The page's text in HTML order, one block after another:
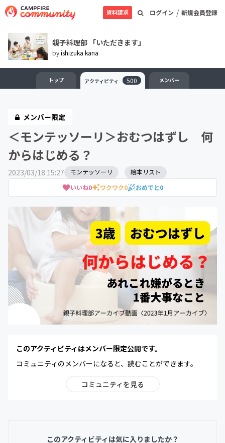
ログイン / 新規会員登録
資料請求
親子料理部 「いただきます」
byishizuka kana
トップ アクティビティ 500 メンバー
メンバー限定
＜モンテッソーリ＞おむつはずし 何
からはじめる？
2023/03/18 15:27
いいね0 ワクワク0 おめでと0
モンテッソーリ 絵本リスト
このアクティビティはメンバー限定公開です。
コミュニティのメンバーになると、読むことができます。
コミュニティを見る
このアクティビティは気に入りましたか？